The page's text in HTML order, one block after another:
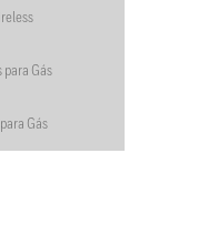
para Gás
Gás